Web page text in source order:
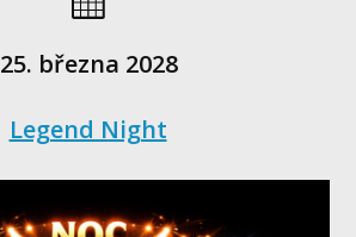
25. března 2028
Legend Night